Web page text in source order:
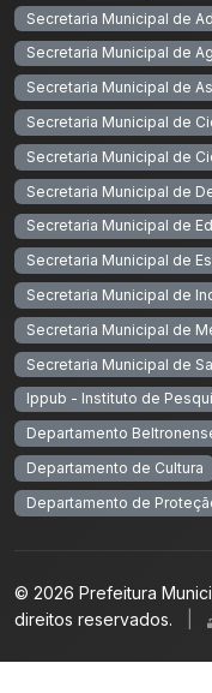
Secretaria Municipal de
Secretaria Municipal de
Secretaria Municipal de
Secretaria Municipal de
Secretaria Municipal de
Secretaria Municipal de
Secretaria Municipal de
Secretaria Municipal de
Secretaria Municipal de
Secretaria Municipal de
Secretaria Municipal de
Ippub - Instituto de
Departamento
Departamento de Cultura
Departamento de
© 2026 Prefeitura
direitos reservados.